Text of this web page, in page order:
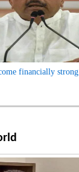
financially